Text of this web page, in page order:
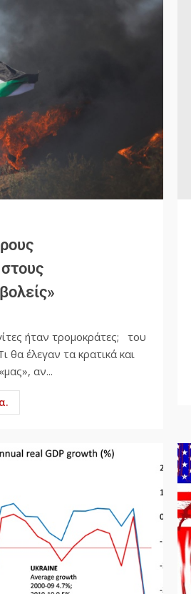
ήταν τρομοκράτες; του
έλεγαν τα κρατικά και
αν...